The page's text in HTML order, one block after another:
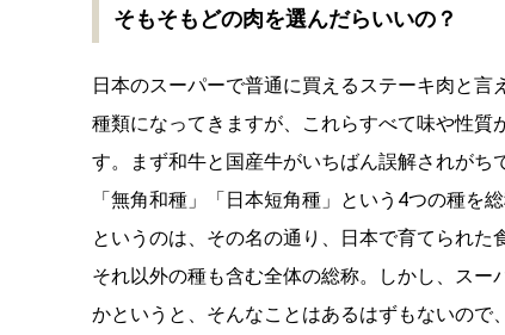
そもそもどの肉を選んだらいいの？
日本のスーパーで普通に買えるステーキ肉と
種類になってきますが、これらすべて味や性質
す。まず和牛と国産牛がいちばん誤解されがち
「無角和種」「日本短角種」という4つの種を
というのは、その名の通り、日本で育てられた
それ以外の種も含む全体の総称。しかし、ス
かというと、そんなことはあるはずもないので